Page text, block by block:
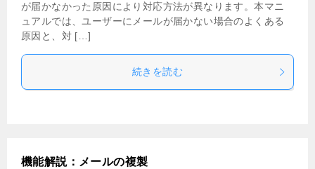
が届かなかった原因により対応方法が異なります。本マニ
ュアルでは、ユーザーにメールが届かない場合のよくある
原因と、対 […]
続きを読む
機能解説：メールの複製